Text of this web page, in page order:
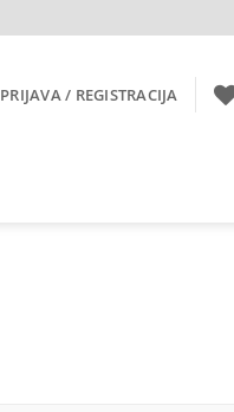
PRIJAVA / REGISTRACIJA